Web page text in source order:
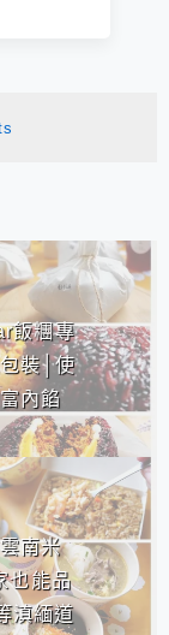
飯糰專
裝│使
內餡
南米
也能品
滇緬道